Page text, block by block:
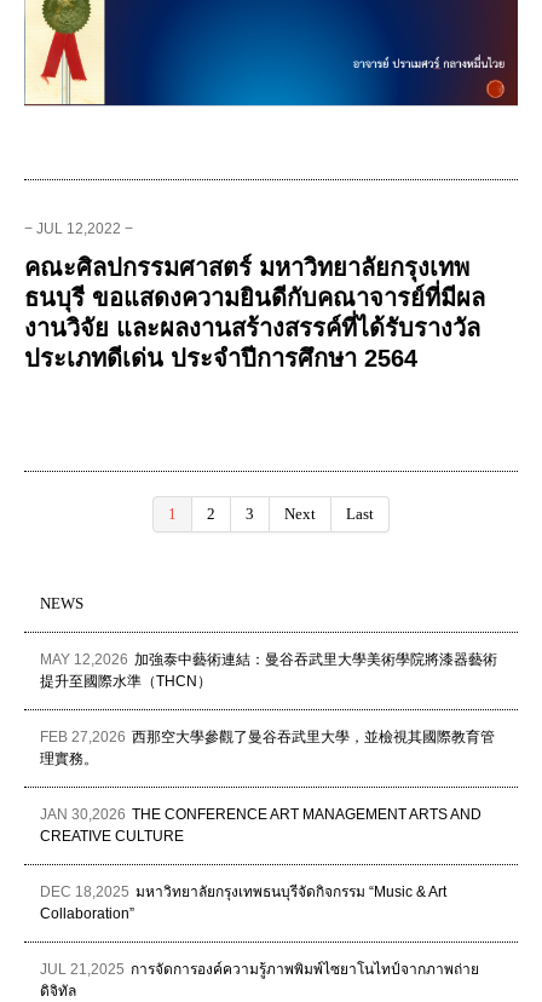
− JUL 12,2022 −
คณะศิลปกรรมศาสตร์ มหาวิทยาลัยกรุงเทพ
ธนบุรี ขอแสดงความยินดีกับคณาจารย์ที่มีผล
งานวิจัย และผลงานสร้างสรรค์ที่ได้รับรางวัล
ประเภทดีเด่น ประจำปีการศึกษา 2564
1 2 3 Next Last
NEWS
MAY 12,2026 加強泰中藝術連結：曼谷吞武里大學美術學院將漆器藝術
提升至國際水準（THCN）
FEB 27,2026 西那空大學參觀了曼谷吞武里大學，並檢視其國際教育管
理實務。
JAN 30,2026 THE CONFERENCE ART MANAGEMENT ARTS AND
CREATIVE CULTURE
DEC 18,2025 มหาวิทยาลัยกรุงเทพธนบุรีจัดกิจกรรม “Music & Art
Collaboration”
JUL 21,2025 การจัดการองค์ความรู้ภาพพิมพ์ไซยาโนไทป์จากภาพถ่าย
ดิจิทัล